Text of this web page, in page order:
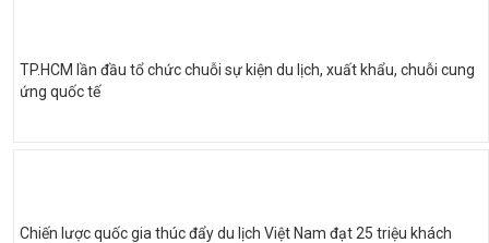
TP.HCM lần đầu tổ chức chuỗi sự kiện du lịch, xuất khẩu, chuỗi cung
ứng quốc tế
Chiến lược quốc gia thúc đẩy du lịch Việt Nam đạt 25 triệu khách